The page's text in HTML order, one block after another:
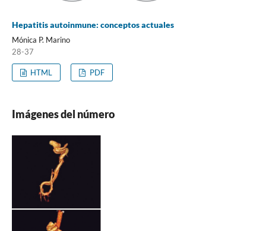
Hepatitis autoinmune: conceptos actuales
Mónica P. Marino
28-37
HTML PDF
Imágenes del número